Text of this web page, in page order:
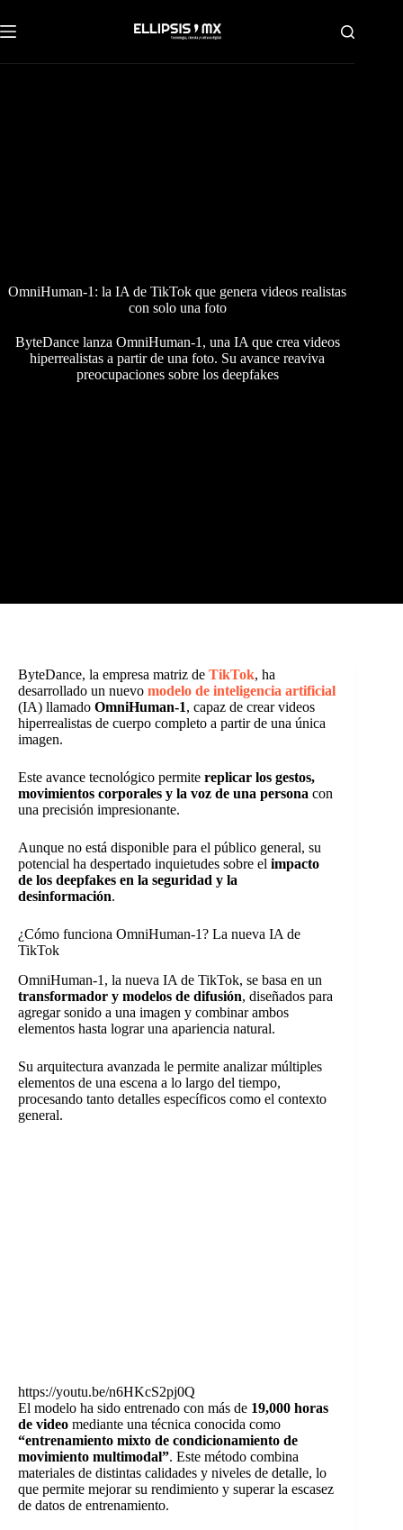
al
contenido
OmniHuman-1: la IA de TikTok que genera videos realistas
con solo una foto
ByteDance lanza OmniHuman-1, una IA que crea videos
hiperrealistas a partir de una foto. Su avance reaviva
preocupaciones sobre los deepfakes
ByteDance, la empresa matriz de TikTok, ha
desarrollado un nuevo modelo de inteligencia artificial
(IA) llamado OmniHuman-1, capaz de crear videos
hiperrealistas de cuerpo completo a partir de una única
imagen.
Este avance tecnológico permite replicar los gestos,
movimientos corporales y la voz de una persona con
una precisión impresionante.
Aunque no está disponible para el público general, su
potencial ha despertado inquietudes sobre el impacto
de los deepfakes en la seguridad y la
desinformación.
¿Cómo funciona OmniHuman-1? La nueva IA de
TikTok
OmniHuman-1, la nueva IA de TikTok, se basa en un
transformador y modelos de difusión, diseñados para
agregar sonido a una imagen y combinar ambos
elementos hasta lograr una apariencia natural.
Su arquitectura avanzada le permite analizar múltiples
elementos de una escena a lo largo del tiempo,
procesando tanto detalles específicos como el contexto
general.
https://youtu.be/n6HKcS2pj0Q
El modelo ha sido entrenado con más de 19,000 horas
de video mediante una técnica conocida como
“entrenamiento mixto de condicionamiento de
movimiento multimodal”. Este método combina
materiales de distintas calidades y niveles de detalle, lo
que permite mejorar su rendimiento y superar la escasez
de datos de entrenamiento.